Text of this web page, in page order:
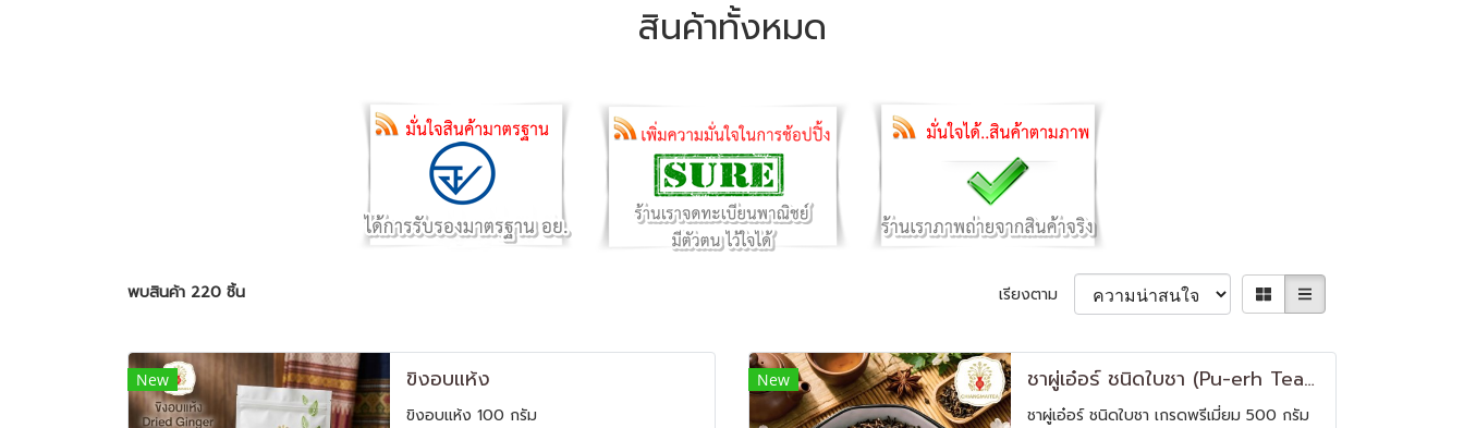
สินค้าทั้งหมด
พบสินค้า 220 ชิ้น เรียงตาม
New ขิงอบแห้ง
ขิงอบแห้ง 100 กรัม
New ชาผู่เอ๋อร์ ชนิดใบชา (Pu-erh Tea) เกรดพรีเมี่ยม 500 กรัม
ชาผู่เอ๋อร์ ชนิดใบชา เกรดพรีเมี่ยม 500 กรัม